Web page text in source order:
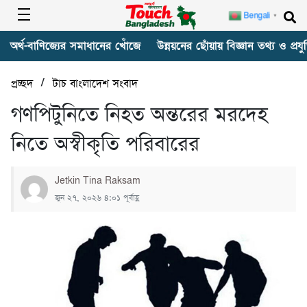
অর্থ-বাণিজ্যের সমাধানের খোঁজে উন্নয়নের ছোঁয়ায় বিজ্ঞান তথ্য ও
প্রচ্ছদ/টাচ বাংলাদেশ সংবাদ
গণপিটুনিতে নিহত অন্তরের মরদেহ
নিতে অস্বীকৃতি পরিবারের
Jetkin Tina Raksam
জুন ২৭, ২০২৬ ৪:০১ পূর্বাহ্ণ
Bengali ▼